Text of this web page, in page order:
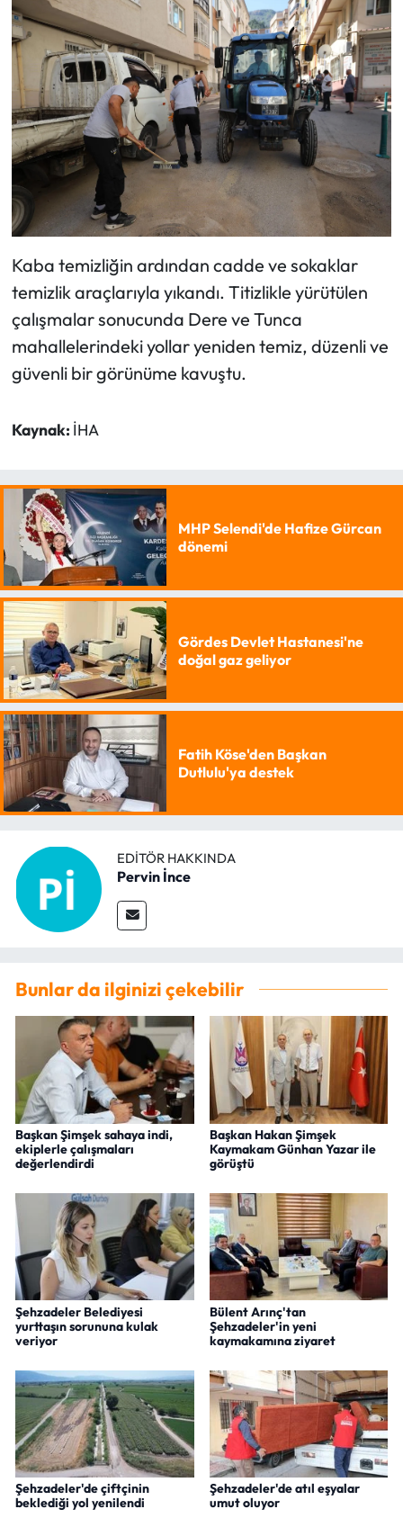
Kaba temizliğin ardından cadde ve sokaklar
temizlik araçlarıyla yıkandı. Titizlikle yürütülen
çalışmalar sonucunda Dere ve Tunca
mahallelerindeki yollar yeniden temiz, düzenli ve
güvenli bir görünüme kavuştu.
Kaynak: İHA
MHP Selendi'de Hafize Gürcan
dönemi
Gördes Devlet Hastanesi'ne
doğal gaz geliyor
Fatih Köse'den Başkan
Dutlulu'ya destek
EDITÖR HAKKINDA
Pervin İnce
Bunlar da ilginizi çekebilir
Başkan Şimşek sahaya indi,
ekiplerle çalışmaları
değerlendirdi
Başkan Hakan Şimşek
Kaymakam Günhan Yazar ile
görüştü
Şehzadeler Belediyesi
yurttaşın sorununa kulak
veriyor
Bülent Arınç'tan
Şehzadeler'in yeni
kaymakamına ziyaret
Şehzadeler'de çiftçinin
beklediği yol yenilendi
Şehzadeler'de atıl eşyalar
umut oluyor